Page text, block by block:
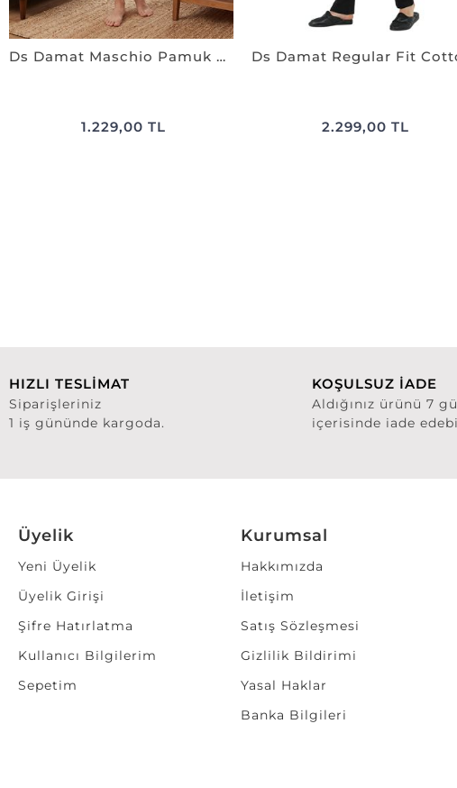
Ds Damat Maschio Pamuk Şort Takım SİYAH
1.229,00 TL 2.299,00 TL
HIZLI TESLİMAT
Siparişleriniz
1 iş gününde kargoda.
KOŞULSUZ İADE
Aldığınız ürünü 7
içerisinde iade
Üyelik
Yeni Üyelik
Üyelik Girişi
Şifre Hatırlatma
Kullanıcı Bilgilerim
Sepetim
Kurumsal
Hakkımızda
İletişim
Satış Sözleşmesi
Gizlilik Bildirimi
Yasal Haklar
Banka Bilgileri